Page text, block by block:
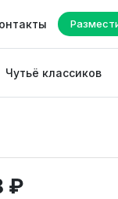
Чутьё классиков
₽